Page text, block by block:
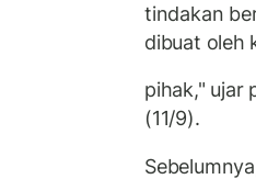
tindakan
dibuat oleh
pihak," ujar
(11/9).